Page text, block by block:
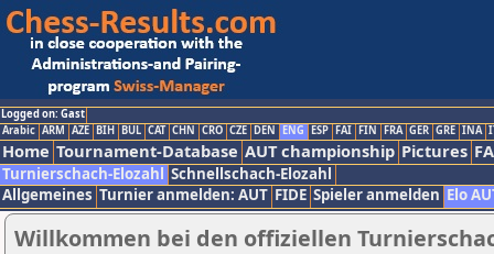
Logged on: Gast
Arabic ARM AZE BIH BUL CAT CHN CRO CZE DEN ENG ESP FAI FIN FRA GER GRE INA
Home Tournament-Database AUT championship Pictures
Turnierschach-Elozahl Schnellschach-Elozahl
Allgemeines Turnier anmelden: AUT FIDE Spieler anmelden Elo
Willkommen bei den offiziellen